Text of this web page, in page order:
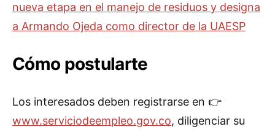
nueva etapa en el manejo de residuos y designa
a Armando Ojeda como director de la UAESP
Cómo postularte
Los interesados deben registrarse en 👉
www.serviciodeempleo.gov.co, diligenciar su